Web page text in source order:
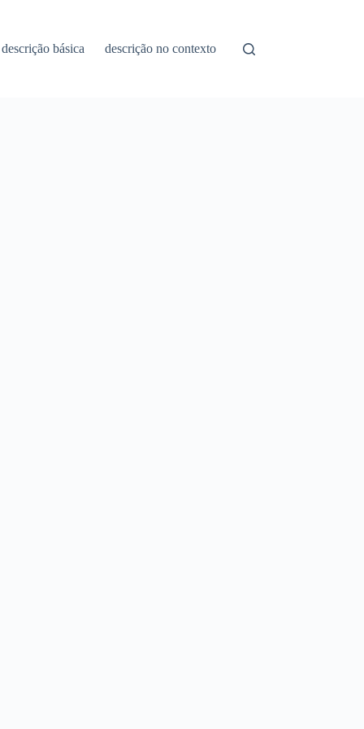
descrição básica descrição no contexto